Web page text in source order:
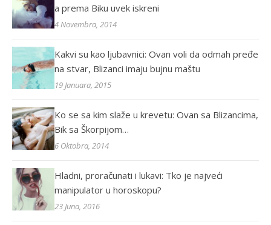
a prema Biku uvek iskreni
4 Novembra, 2014
Kakvi su kao ljubavnici: Ovan voli da odmah pređe
na stvar, Blizanci imaju bujnu maštu
19 Januara, 2015
Ko se sa kim slaže u krevetu: Ovan sa Blizancima,
Bik sa Škorpijom…
6 Oktobra, 2014
Hladni, proračunati i lukavi: Tko je najveći
manipulator u horoskopu?
23 Juna, 2016